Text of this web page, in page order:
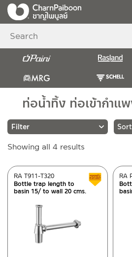
ท่อน้ำทิ้ง ท่อเข้ากำแ
Brands
RASLAND
(3)
BEN(1)
Material
Please look up from the details
Showing all 4 results
latest
Bottle trap length to
basin 15/ to wall 20 cms.
RA T911-T320 RA